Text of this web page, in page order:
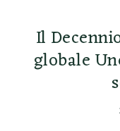
Il
globale